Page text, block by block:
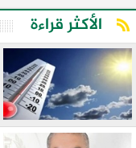
الأكثر قراءة